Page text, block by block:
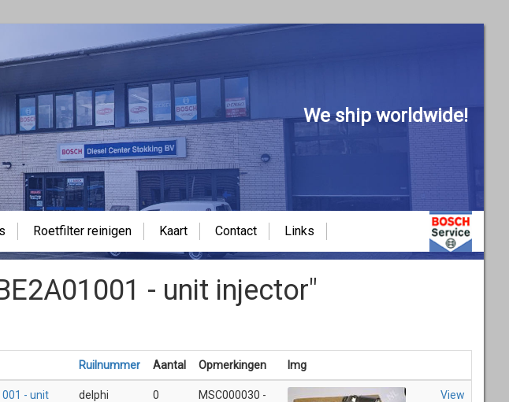
We ship worldwide!
Roetfilter reinigen Kaart Contact Links
- unit injector"
Ruilnummer Aantal Opmerkingen Img
- unit
delphi 0
MSC000030 -
View